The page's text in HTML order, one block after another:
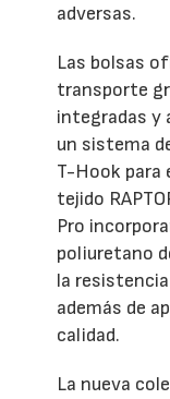
adversas.
Las bolsas
transporte
integradas y
un sistema
T-Hook para
tejido
Pro
poliuretano
la
además de
calidad.
La nueva